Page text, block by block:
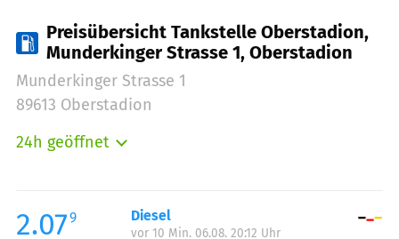
Preisübersicht Tankstelle Oberstadion,
Munderkinger Strasse 1, Oberstadion
Munderkinger Strasse 1
89613 Oberstadion
24h geöffnet
Mittwoch:
00:00-24:00
2.079 Diesel
vor 10 Min. 06.08. 20:12 Uhr